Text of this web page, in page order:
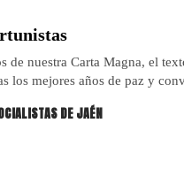
de nuestra Carta Magna, el
los mejores años de paz y
DE JAÉN